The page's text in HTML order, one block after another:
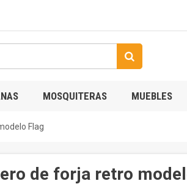
MOSQUITERAS MUEBLES
Flag
de forja retro